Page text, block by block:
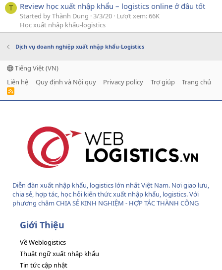
T Review học xuất nhập khẩu – logistics online ở đâu tốt
Started by Thành Dung 3/3/20 Lượt xem: 66K
Học xuất nhập khẩu-logistics
Dịch vụ doanh nghiệp xuất nhập khẩu-Logistics
Tiếng Việt (VN)
Liên hệ
Quy định và Nội quy Privacy policy Trợ giúp Trang chủ
R
Diễn đàn xuất nhập khẩu, logistics lớn nhất Việt Nam. Nơi giao lưu,
chia sẻ, hợp tác, học hỏi kiến thức xuất nhập khẩu, logistics. Với
phương châm CHIA SẺ KINH NGHIỆM - HỢP TÁC THÀNH CÔNG
Giới Thiệu
Về Weblogistics
Thuật ngữ xuất nhập khẩu
Tin tức cập nhật